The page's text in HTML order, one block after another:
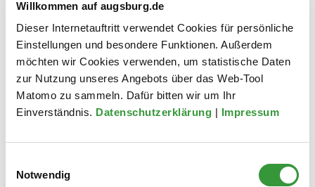
Willkommen auf augsburg.de
Dieser Internetauftritt verwendet Cookies für persönliche
Einstellungen und besondere Funktionen. Außerdem
möchten wir Cookies verwenden, um statistische Daten
zur Nutzung unseres Angebots über das Web-Tool
Matomo zu sammeln. Dafür bitten wir um Ihr
Einverständnis. Datenschutzerklärung | Impressum
Notwendig
Projekte 2020 und früher siehe
Dokument im Downloadbereich
Förderprojekte
Herstellung einer fehlenden
Radverkehrsführung in der Hirblinger